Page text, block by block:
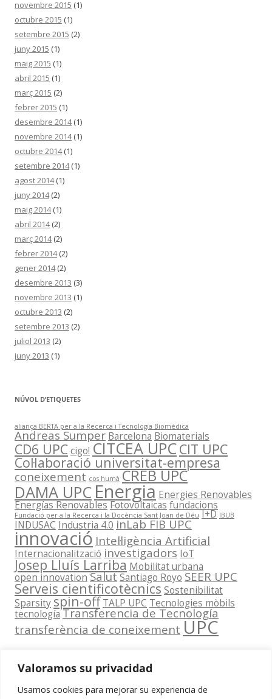
Valoramos su privacidad
Usamos cookies para mejorar su experiencia de
novembre 2015 (1)
octubre 2015 (1)
setembre 2015 (2)
juny 2015 (1)
maig 2015 (1)
abril 2015 (1)
març 2015 (2)
febrer 2015 (1)
desembre 2014(1)
novembre 2014(1)
octubre 2014(1)
setembre 2014(1)
agost 2014(1)
juny 2014(2)
maig 2014(1)
abril 2014(2)
març 2014(2)
febrer 2014(2)
gener 2014(2)
desembre 2013 (3)
novembre 2013 (1)
octubre 2013 (2)
setembre 2013 (2)
juliol 2013 (2)
juny 2013 (1)
NÚVOL D’ETIQUETES
aliança BERTA per a la Recerca i Tecnologia Biomèdica
Andreas Sumper Barcelona Biomaterials
CD6 UPCcigo! CITCEA UPCCIT UPC
Col·laboració universitat-empresa
coneixement cos humà CREB UPC
DAMA UPC Energia Energies Renovables
Energías RenovablesFotovoltaicas fundacions
Fundació per a la Recerca i la Docència Sant Joan de Déu I+D IBUB
INDUSAC Industria 4.0 inLab FIB UPC
innovació Intel·ligència Artificial
Internacionalització investigadors IoT
Josep Lluís Larriba Mobilitat urbana
open innovation SalutSantiago Royo SEER UPC
Serveis cientificotècnics Sostenibilitat
Sparsityspin-off TALP UPC Tecnologies mòbils
tecnología Transferencia de Tecnología
transferència de coneixement UPC